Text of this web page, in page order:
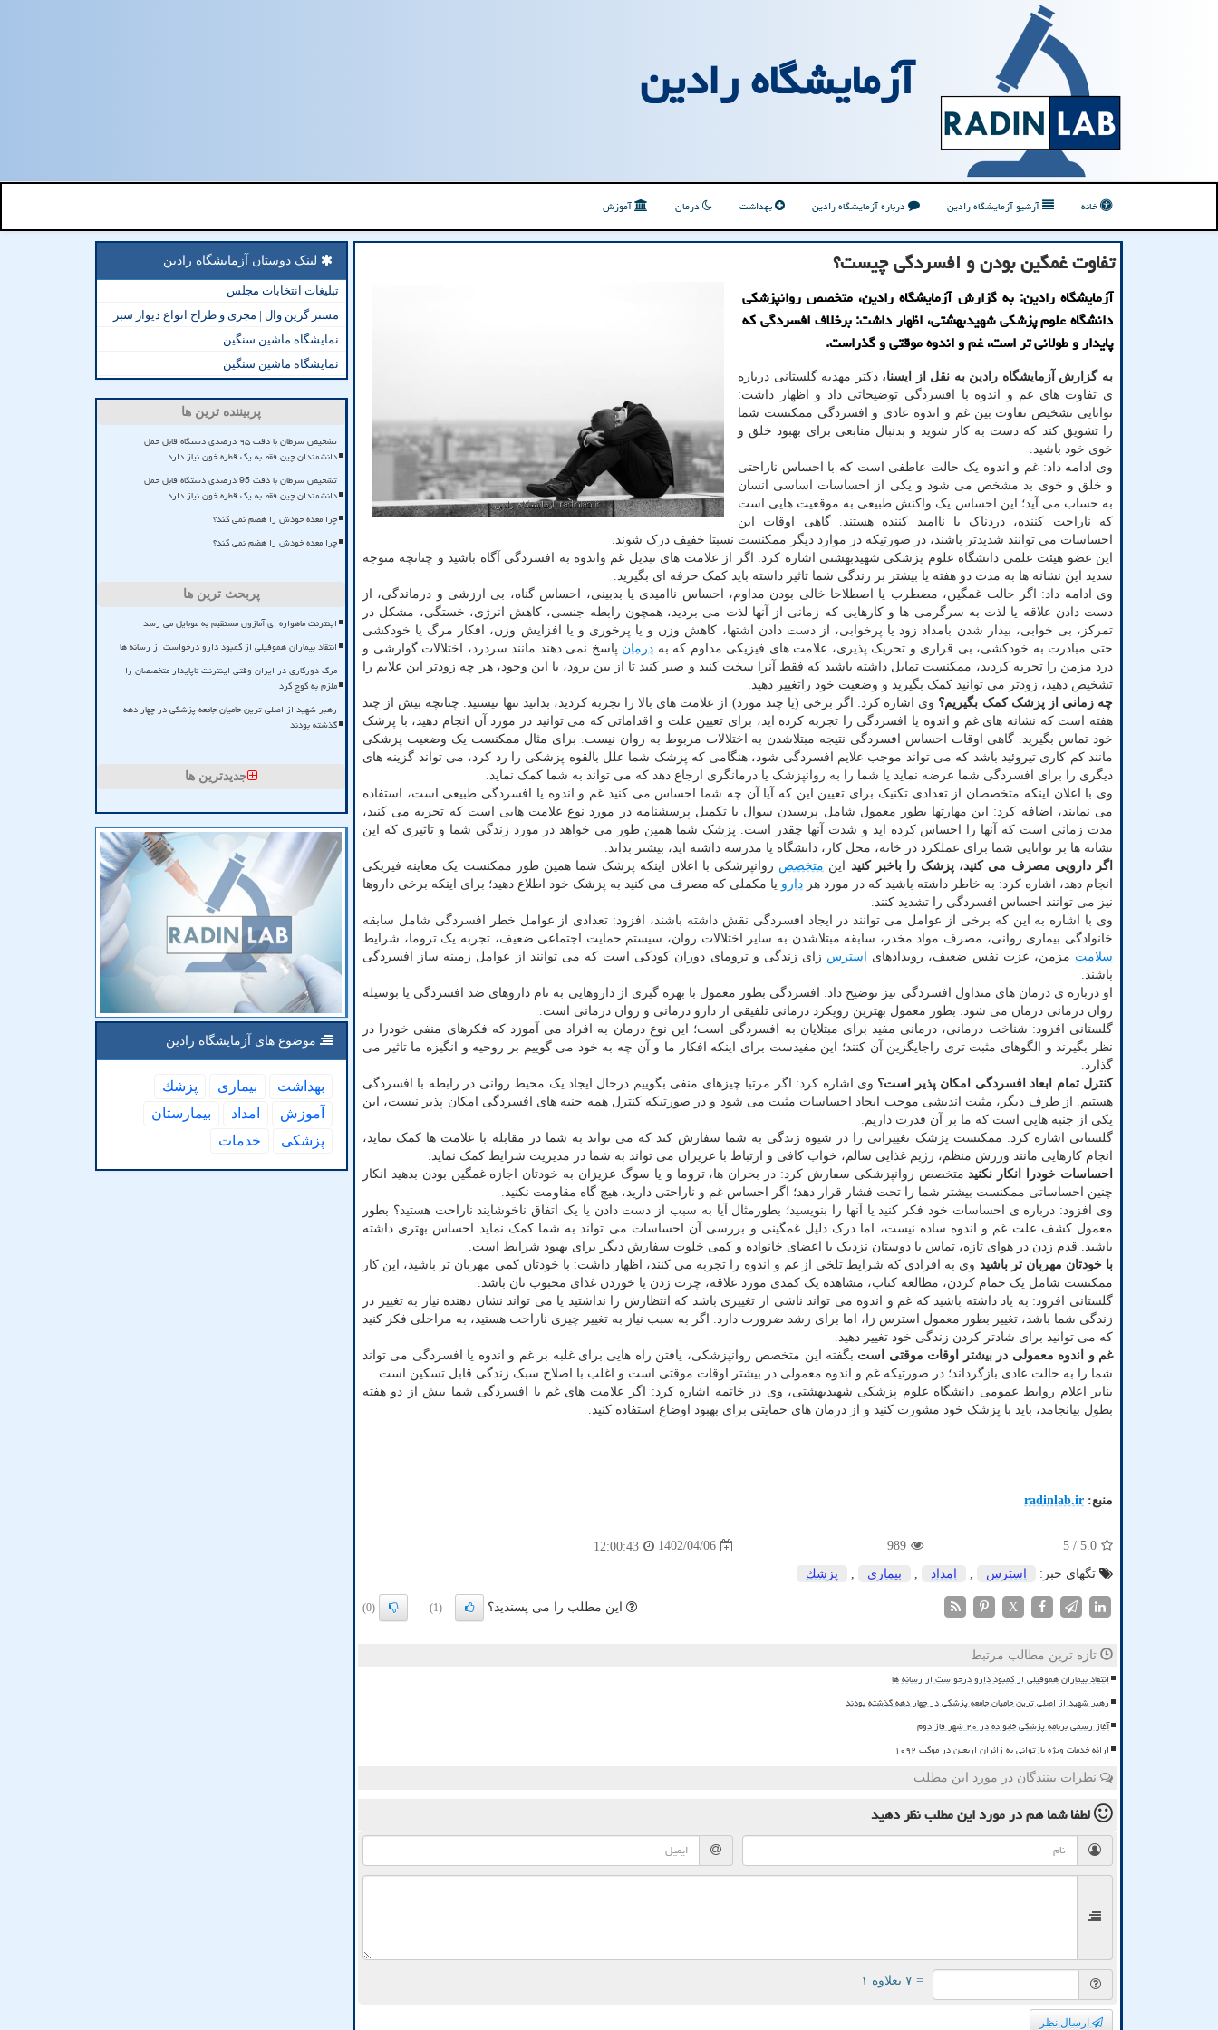
آزمایشگاه رادین
خانه آرشیو آزمایشگاه رادین درباره آزمایشگاه رادین بهداشت درمان آموزش
تفاوت غمگین بودن و افسردگی چیست؟
آزمایشگاه رادین: به گزارش آزمایشگاه رادین، متخصص روانپزشکی
دانشگاه علوم پزشکی شهیدبهشتی، اظهار داشت: برخلاف افسردگی که
پایدار و طولانی تر است، غم و اندوه موقتی و گذراست.
به گزارش آزمایشگاه رادین به نقل از ایسنا،دکتر مهدیه گلستانی درباره
ی تفاوت های غم و اندوه با افسردگی توضیحاتی داد و اظهار داشت:
توانایی تشخیص تفاوت بین غم و اندوه عادی و افسردگی ممکنست شما
را تشویق کند که دست به کار شوید و بدنبال منابعی برای بهبود خلق و
خوی خود باشید.
وی ادامه داد: غم و اندوه یک حالت عاطفی است که با احساس ناراحتی
و خلق و خوی بد مشخص می شود و یکی از احساسات اساسی انسان
به حساب می آید؛ این احساس یک واکنش طبیعی به موقعیت هایی است
که ناراحت کننده، دردناک یا ناامید کننده هستند. گاهی اوقات این
احساسات می توانند شدیدتر باشند، در صورتیکه در موارد دیگر ممکنست نسبتا خفیف درک شوند.
این عضو هیئت علمی دانشگاه علوم پزشکی شهیدبهشتی اشاره کرد: اگر از علامت های تبدیل غم واندوه به افسردگی آگاه باشید و چنانچه متوجه
شدید این نشانه ها به مدت دو هفته یا بیشتر بر زندگی شما تاثیر داشته باید کمک حرفه ای بگیرید.
وی ادامه داد: اگر حالت غمگین، مضطرب یا اصطلاحا خالی بودن مداوم، احساس ناامیدی یا بدبینی، احساس گناه، بی ارزشی و درماندگی، از
دست دادن علاقه یا لذت به سرگرمی ها و کارهایی که زمانی از آنها لذت می بردید، همچون رابطه جنسی، کاهش انرژی، خستگی، مشکل در
تمرکز، بی خوابی، بیدار شدن بامداد زود یا پرخوابی، از دست دادن اشتها، کاهش وزن و یا پرخوری و یا افزایش وزن، افکار مرگ یا خودکشی
حتی مبادرت به خودکشی، بی قراری و تحریک پذیری، علامت های فیزیکی مداوم که به درمان پاسخ نمی دهند مانند سردرد، اختلالات گوارشی و
درد مزمن را تجربه کردید، ممکنست تمایل داشته باشید که فقط آنرا سخت کنید و صبر کنید تا از بین برود، با این وجود، هر چه زودتر این علایم را
تشخیص دهید، زودتر می توانید کمک بگیرید و وضعیت خود راتغییر دهید.
چه زمانی از پزشک کمک بگیریم؟ وی اشاره کرد: اگر برخی (یا چند مورد) از علامت های بالا را تجربه کردید، بدانید تنها نیستید. چنانچه بیش از چند
هفته است که نشانه های غم و اندوه یا افسردگی را تجربه کرده اید، برای تعیین علت و اقداماتی که می توانید در مورد آن انجام دهید، با پزشک
خود تماس بگیرید. گاهی اوقات احساس افسردگی نتیجه مبتلاشدن به اختلالات مربوط به روان نیست. برای مثال ممکنست یک وضعیت پزشکی
مانند کم کاری تیروئید باشد که می تواند موجب علایم افسردگی شود، هنگامی که پزشک شما علل بالقوه پزشکی را رد کرد، می تواند گزینه های
دیگری را برای افسردگی شما عرضه نماید یا شما را به روانپزشک یا درمانگری ارجاع دهد که می تواند به شما کمک نماید.
وی با اعلان اینکه متخصصان از تعدادی تکنیک برای تعیین این که آیا آن چه شما احساس می کنید غم و اندوه یا افسردگی طبیعی است، استفاده
می نمایند، اضافه کرد: این مهارتها بطور معمول شامل پرسیدن سوال یا تکمیل پرسشنامه در مورد نوع علامت هایی است که تجربه می کنید،
مدت زمانی است که آنها را احساس کرده اید و شدت آنها چقدر است. پزشک شما همین طور می خواهد در مورد زندگی شما و تاثیری که این
نشانه ها بر توانایی شما برای عملکرد در خانه، محل کار، دانشگاه یا مدرسه داشته اید، بیشتر بداند.
اگر دارویی مصرف می کنید، پزشک را باخبر کنید این متخصص روانپزشکی با اعلان اینکه پزشک شما همین طور ممکنست یک معاینه فیزیکی
انجام دهد، اشاره کرد: به خاطر داشته باشید که در مورد هر دارو یا مکملی که مصرف می کنید به پزشک خود اطلاع دهید؛ برای اینکه برخی داروها
نیز می توانند احساس افسردگی را تشدید کنند.
وی با اشاره به این که برخی از عوامل می توانند در ایجاد افسردگی نقش داشته باشند، افزود: تعدادی از عوامل خطر افسردگی شامل سابقه
خانوادگی بیماری روانی، مصرف مواد مخدر، سابقه مبتلاشدن به سایر اختلالات روان، سیستم حمایت اجتماعی ضعیف، تجربه یک تروما، شرایط
سلامت مزمن، عزت نفس ضعیف، رویدادهای استرس زای زندگی و ترومای دوران کودکی است که می توانند از عوامل زمینه ساز افسردگی
باشند.
او درباره ی درمان های متداول افسردگی نیز توضیح داد: افسردگی بطور معمول با بهره گیری از داروهایی به نام داروهای ضد افسردگی یا بوسیله
روان درمانی درمان می شود. بطور معمول بهترین رویکرد درمانی تلفیقی از دارو درمانی و روان درمانی است.
گلستانی افزود: شناخت درمانی، درمانی مفید برای مبتلایان به افسردگی است؛ این نوع درمان به افراد می آموزد که فکرهای منفی خودرا در
نظر بگیرند و الگوهای مثبت تری راجایگزین آن کنند؛ این مفیدست برای اینکه افکار ما و آن چه به خود می گوییم بر روحیه و انگیزه ما تاثیر می
گذارد.
کنترل تمام ابعاد افسردگی امکان پذیر است؟ وی اشاره کرد: اگر مرتبا چیزهای منفی بگوییم درحال ایجاد یک محیط روانی در رابطه با افسردگی
هستیم. از طرف دیگر، مثبت اندیشی موجب ایجاد احساسات مثبت می شود و در صورتیکه کنترل همه جنبه های افسردگی امکان پذیر نیست، این
یکی از جنبه هایی است که ما بر آن قدرت داریم.
گلستانی اشاره کرد: ممکنست پزشک تغییراتی را در شیوه زندگی به شما سفارش کند که می تواند به شما در مقابله با علامت ها کمک نماید،
انجام کارهایی مانند ورزش منظم، رژیم غذایی سالم، خواب کافی و ارتباط با عزیزان می تواند به شما در مدیریت شرایط کمک نماید.
احساسات خودرا انکار نکنیدمتخصص روانپزشکی سفارش کرد: در بحران ها، تروما و یا سوگ عزیزان به خودتان اجازه غمگین بودن بدهید انکار
چنین احساساتی ممکنست بیشتر شما را تحت فشار قرار دهد؛ اگر احساس غم و ناراحتی دارید، هیچ گاه مقاومت نکنید.
وی افزود: درباره ی احساسات خود فکر کنید یا آنها را بنویسید؛ بطورمثال آیا به سبب از دست دادن یا یک اتفاق ناخوشایند ناراحت هستید؟ بطور
معمول کشف علت غم و اندوه ساده نیست، اما درک دلیل غمگینی و بررسی آن احساسات می تواند به شما کمک نماید احساس بهتری داشته
باشید. قدم زدن در هوای تازه، تماس با دوستان نزدیک یا اعضای خانواده و کمی خلوت سفارش دیگر برای بهبود شرایط است.
با خودتان مهربان تر باشید وی به افرادی که شرایط تلخی از غم و اندوه را تجربه می کنند، اظهار داشت: با خودتان کمی مهربان تر باشید، این کار
ممکنست شامل یک حمام کردن، مطالعه کتاب، مشاهده یک کمدی مورد علاقه، چرت زدن یا خوردن غذای محبوب تان باشد.
گلستانی افزود: به یاد داشته باشید که غم و اندوه می تواند ناشی از تغییری باشد که انتظارش را نداشتید یا می تواند نشان دهنده نیاز به تغییر در
زندگی شما باشد، تغییر بطور معمول استرس زا، اما برای رشد ضرورت دارد. اگر به سبب نیاز به تغییر چیزی ناراحت هستید، به مراحلی فکر کنید
که می توانید برای شادتر کردن زندگی خود تغییر دهید.
غم و اندوه معمولی در بیشتر اوقات موقتی است بگفته این متخصص روانپزشکی، یافتن راه هایی برای غلبه بر غم و اندوه یا افسردگی می تواند
شما را به حالت عادی بازگرداند؛ در صورتیکه غم و اندوه معمولی در بیشتر اوقات موقتی است و اغلب با اصلاح سبک زندگی قابل تسکین است.
بنابر اعلام روابط عمومی دانشگاه علوم پزشکی شهیدبهشتی، وی در خاتمه اشاره کرد: اگر علامت های غم یا افسردگی شما بیش از دو هفته
بطول بیانجامد، باید با پزشک خود مشورت کنید و از درمان های حمایتی برای بهبود اوضاع استفاده کنید.
منبع: radinlab.ir
5.0
/ 5
989
1402/04/06
12:00:43
تگهای خبر:
استرس امداد بیماری پزشك
X این مطلب را می پسندید؟ (1)
(0)
تازه ترین مطالب مرتبط
انتقاد بیماران هموفیلی از کمبود دارو درخواست از رسانه ها
رهبر شهید از اصلی ترین حامیان جامعه پزشکی در چهار دهه گذشته بودند
آغاز رسمی برنامه پزشکی خانواده در ۲۰ شهر فاز دوم
ارائه خدمات ویژه بازتوانی به زائران اربعین در موکب ۱۰۹۲
نظرات بینندگان در مورد این مطلب
لطفا شما همدر مورد این مطلبنظر دهید
= ۷ بعلاوه ۱
ارسال نظر
لینک دوستان آزمایشگاه رادین
تبلیغات انتخابات مجلس
مستر گرین وال | مجری و طراح انواع دیوار سبز
نمایشگاه ماشین سنگین
نمایشگاه ماشین سنگین
پربیننده ترین ها
تشخیص سرطان با دقت ۹۵ درصدی دستگاه قابل حمل
دانشمندان چین فقط به یک قطره خون نیاز دارد
تشخیص سرطان با دقت 95 درصدی دستگاه قابل حمل
دانشمندان چین فقط به یک قطره خون نیاز دارد
چرا معده خودش را هضم نمی کند؟
چرا معده خودش را هضم نمی کند؟
پربحث ترین ها
اینترنت ماهواره ای آمازون مستقیم به موبایل می رسد
انتقاد بیماران هموفیلی از کمبود دارو درخواست از رسانه ها
مرگ دورکاری در ایران وقتی اینترنت ناپایدار متخصصان را
ملزم به کوچ کرد
رهبر شهید از اصلی ترین حامیان جامعه پزشکی در چهار دهه
گذشته بودند
جدیدترین ها
موضوع های آزمایشگاه رادین
بهداشت بیماری
پزشك
آموزش
امداد
بیمارستان
پزشكی
خدمات